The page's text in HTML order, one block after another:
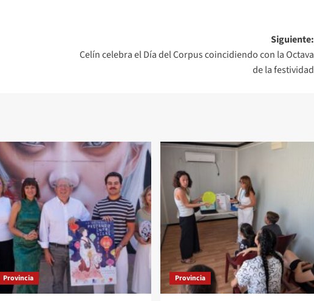
Siguiente:
Celín celebra el Día del Corpus coincidiendo con la Octava
de la festividad
Provincia Provincia